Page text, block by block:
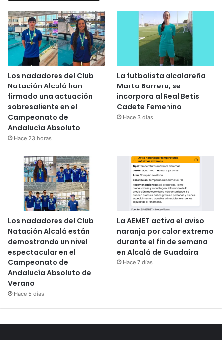
Los nadadores del Club
Natación Alcalá han
firmado una actuación
sobresaliente en el
Campeonato de
Andalucía Absoluto
Hace 23 horas
La futbolista alcalareña
Marta Barrera, se
incorpora al Real Betis
Cadete Femenino
Hace 3 días
Los nadadores del Club
Natación Alcalá están
demostrando un nivel
espectacular en el
Campeonato de
Andalucía Absoluto de
Verano
Hace 5 días
La AEMET activa el aviso
naranja por calor extremo
durante el fin de semana
en Alcalá de Guadaíra
Hace 7 días